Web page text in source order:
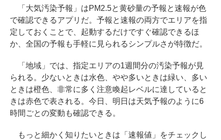
「大気汚染予報」はPM2.5と黄砂量の予報と速報が色
で確認できるアプリだ。予報と速報の両方でエリアを指
定しておくことで、起動するだけですぐ確認できるほ
か、全国の予報も手軽に見られるシンプルさが特徴だ。
「地域」では、指定エリアの1週間分の汚染予報が見
られる。少ないときは水色、やや多いときは緑い、多い
ときは橙色、非常に多く注意喚起レベルに達していると
きは赤色で表される。今日、明日は天気予報のように6
時間ごとの変動も確認できる。
もっと細かく知りたいときは「速報値」をチェックし